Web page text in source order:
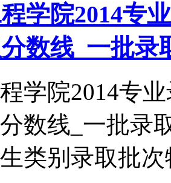
学院2014专
数线_一批录
学院2014专
数线_一批录
类别录取批